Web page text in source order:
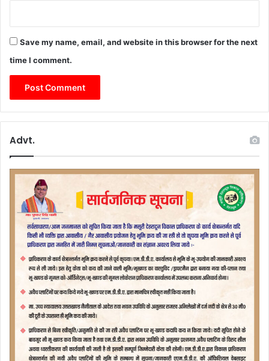
Save my name, email, and website in this browser for the next
time I comment.
Advt.